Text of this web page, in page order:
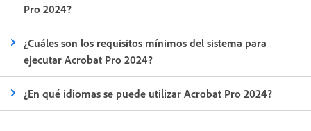
Pro 2024?
¿Cuáles son los requisitos mínimos del sistema para
ejecutar Acrobat Pro 2024?
¿En qué idiomas se puede utilizar Acrobat Pro 2024?